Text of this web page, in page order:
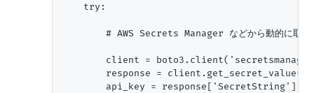
    try:
        # AWS Secrets Manager などから動的に取得
client =
response =
        api_key = response['SecretString']